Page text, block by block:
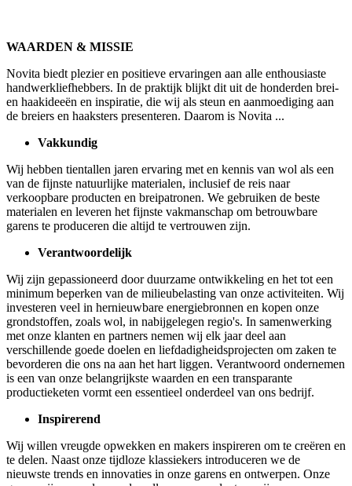
WAARDEN & MISSIE
Novita biedt plezier en positieve ervaringen aan alle enthousiaste
handwerkliefhebbers. In de praktijk blijkt dit uit de honderden brei-
en haakideeën en inspiratie, die wij als steun en aanmoediging aan
de breiers en haaksters presenteren. Daarom is Novita ...
Vakkundig
Wij hebben tientallen jaren ervaring met en kennis van wol als een
van de fijnste natuurlijke materialen, inclusief de reis naar
verkoopbare producten en breipatronen. We gebruiken de beste
materialen en leveren het fijnste vakmanschap om betrouwbare
garens te produceren die altijd te vertrouwen zijn.
Verantwoordelijk
Wij zijn gepassioneerd door duurzame ontwikkeling en het tot een
minimum beperken van de milieubelasting van onze activiteiten. Wij
investeren veel in hernieuwbare energiebronnen en kopen onze
grondstoffen, zoals wol, in nabijgelegen regio's. In samenwerking
met onze klanten en partners nemen wij elk jaar deel aan
verschillende goede doelen en liefdadigheidsprojecten om zaken te
bevorderen die ons na aan het hart liggen. Verantwoord ondernemen
is een van onze belangrijkste waarden en een transparante
productieketen vormt een essentieel onderdeel van ons bedrijf.
Inspirerend
Wij willen vreugde opwekken en makers inspireren om te creëren en
te delen. Naast onze tijdloze klassiekers introduceren we de
nieuwste trends en innovaties in onze garens en ontwerpen. Onze